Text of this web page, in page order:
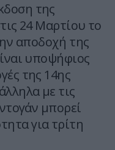
της
24 Μαρτίου το
αποδοχή της
υποψήφιος
της 14ης
με τις
μπορεί
για τρίτη